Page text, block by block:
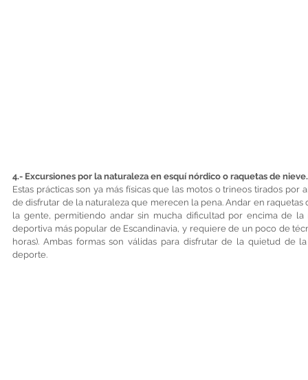
4.- Excursiones por la naturaleza en esquí nórdico o raquetas de
Estas prácticas son ya más físicas que las motos o trineos tirados por
de disfrutar de la naturaleza que merecen la pena. Andar en raquetas
la gente, permitiendo andar sin mucha dificultad por encima de
deportiva más popular de Escandinavia, y requiere de un poco de
horas). Ambas formas son válidas para disfrutar de la quietud de
deporte.